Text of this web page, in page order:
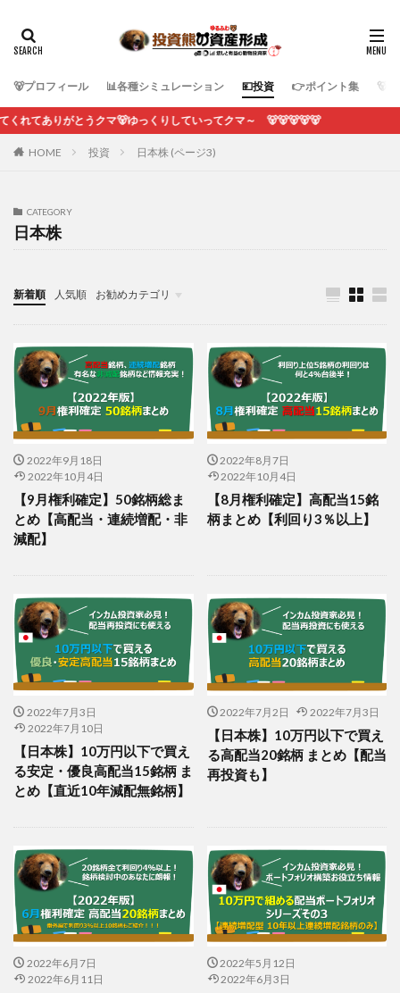
🐻プロフィール 📊各種シミュレーション 💴投資 👉ポイント集 🐻
ありがとうクマ🐻ゆっくりしていってクマ～ 🐻🐻🐻🐻🐻
HOME 投資 日本株 (ページ3)
CATEGORY
日本株
新着順 人気順 お勧めカテゴリ
各種シミュレーション
2022年9月18日
2022年10月4日
【9月権利確定】50銘柄総ま
とめ【高配当・連続増配・非
減配】
2022年8月7日
2022年10月4日
【8月権利確定】高配当15銘
柄まとめ【利回り3％以上】
2022年7月3日
2022年7月10日
【日本株】10万円以下で買え
る安定・優良高配当15銘柄 ま
とめ【直近10年減配無銘柄】
2022年7月2日 2022年7月3日
【日本株】10万円以下で買え
る高配当20銘柄 まとめ【配当
再投資も】
2022年6月7日
2022年6月11日
2022年5月12日
2022年6月3日